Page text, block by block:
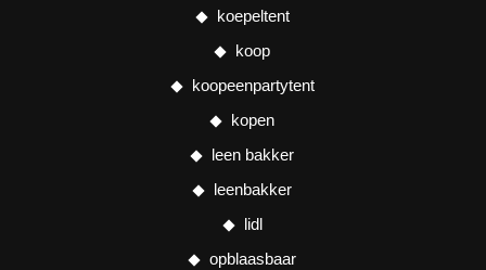
koepeltent
koop
koopeenpartytent
kopen
leen bakker
leenbakker
lidl
opblaasbaar